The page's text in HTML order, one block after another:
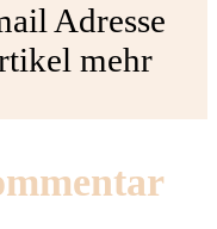
Adresse
mehr